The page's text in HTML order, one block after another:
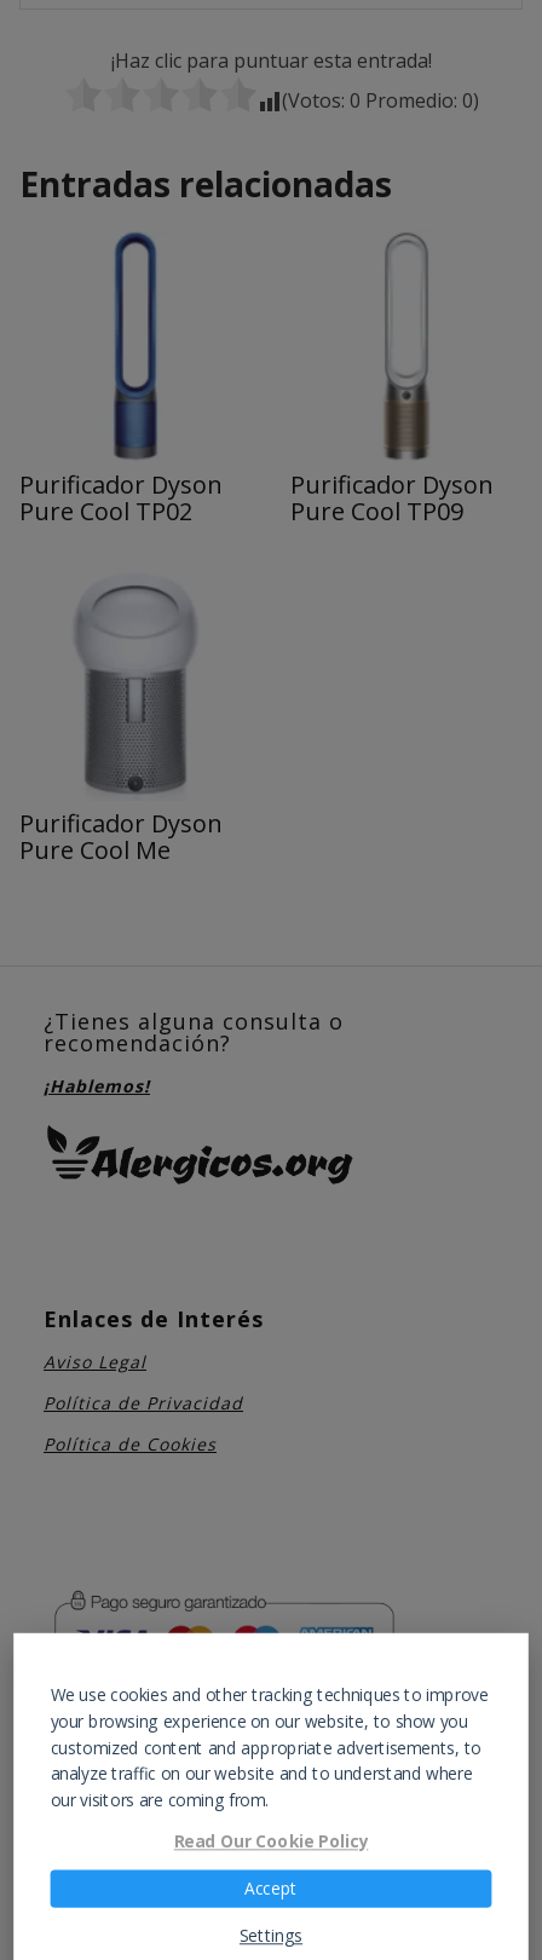
¡Haz clic para puntuar esta entrada!
(Votos: 0 Promedio: 0)
Entradas relacionadas
Purificador Dyson
Pure Cool TP02
Purificador Dyson
Pure Cool TP09
Purificador Dyson
Pure Cool Me
¿Tienes alguna consulta o
recomendación?
¡Hablemos!
Enlaces de Interés
Aviso Legal
Política de Privacidad
Política de Cookies
En calidad de Afiliados de Amazon, obtenemos
ingresos por las compras adscritas que
cumplen los requisitos aplicables.
We use cookies and other tracking techniques to improve
your browsing experience on our website, to show you
customized content and appropriate advertisements, to
analyze traffic on our website and to understand where
our visitors are coming from.
Read Our Cookie Policy
Accept
Settings